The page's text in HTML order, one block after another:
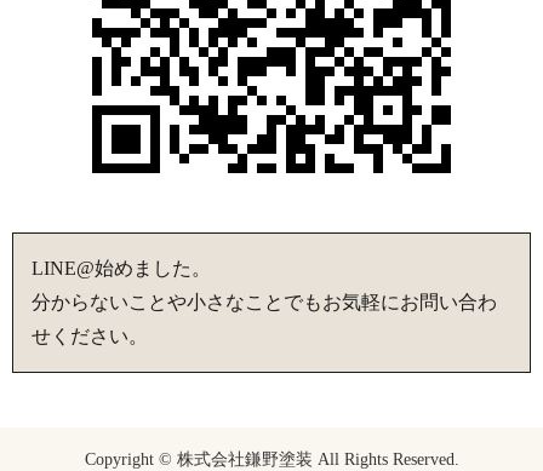
LINE@始めました。
分からないことや小さなことでもお気軽にお問い合わ
せください。
Copyright © 株式会社鎌野塗装 All Rights Reserved.